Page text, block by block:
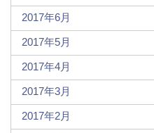
2017年6月
2017年5月
2017年4月
2017年3月
2017年2月